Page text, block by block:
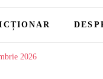
2026